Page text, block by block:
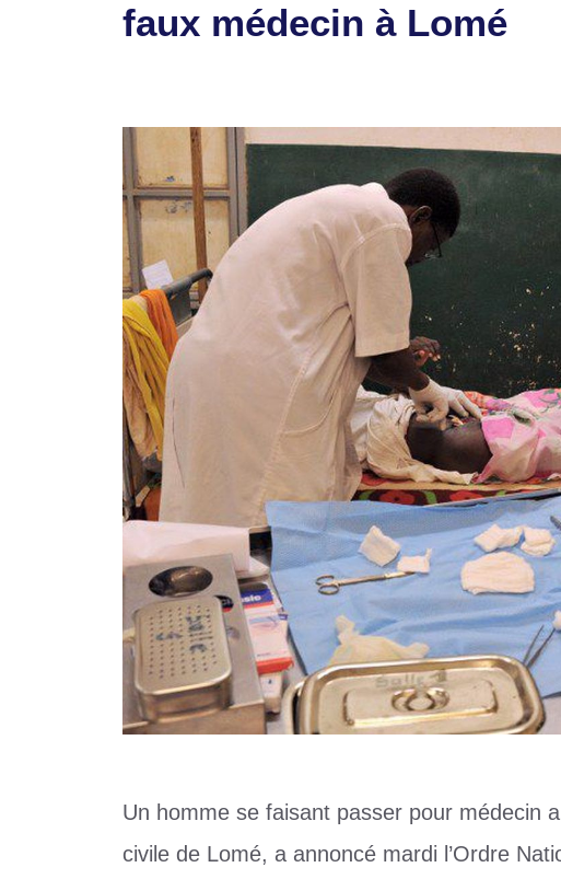
faux médecin à Lomé
Un homme se faisant passer pour médecin
civile de Lomé, a annoncé mardi l’Ordre